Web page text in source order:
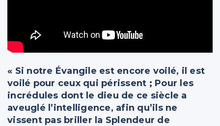
« Si notre Évangile est encore voilé, il est
voilé pour ceux qui périssent ; Pour les
incrédules dont le dieu de ce siècle a
aveuglé l’intelligence, afin qu’ils ne
vissent pas briller la Splendeur de